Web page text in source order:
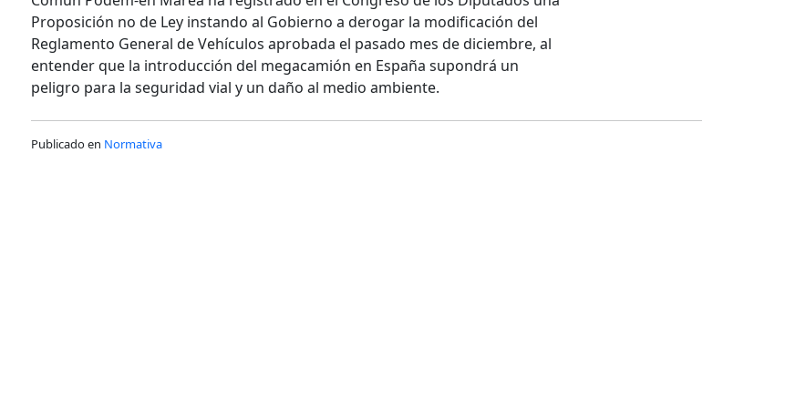
Proposición no de Ley instando al Gobierno a derogar la modificación del
Reglamento General de Vehículos aprobada el pasado mes de diciembre, al
entender que la introducción del megacamión en España supondrá un
peligro para la seguridad vial y un daño al medio ambiente.
Publicado en Normativa